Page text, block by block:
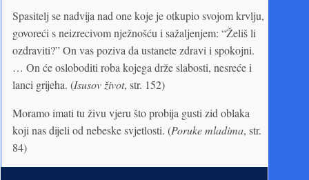
Spasitelj se nadvija nad one koje je otkupio svojom krvlju,
govoreći s neizrecivom nježnošću i sažaljenjem: “Želiš li
ozdraviti?” On vas poziva da ustanete zdravi i spokojni.
… On će osloboditi roba kojega drže slabosti, nesreće i
lanci grijeha. (Isusov život, str. 152)
Moramo imati tu živu vjeru što probija gusti zid oblaka
koji nas dijeli od nebeske svjetlosti. (Poruke mladima, str.
84)